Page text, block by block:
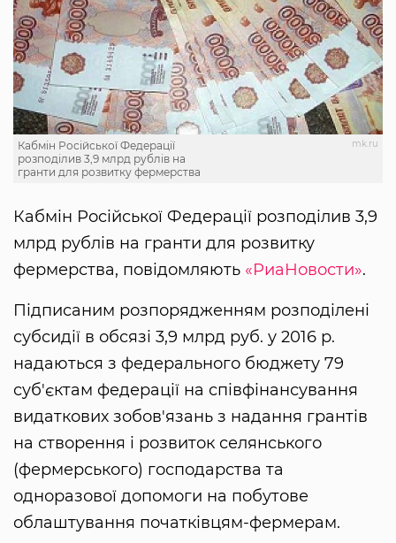
mk.ru
Кабмін Російської Федерації
розподілив 3,9 млрд рублів на
гранти для розвитку фермерства
Кабмін Російської Федерації розподілив 3,9
млрд рублів на гранти для розвитку
фермерства, повідомляють «РиаНовости».
Підписаним розпорядженням розподілені
субсидії в обсязі 3,9 млрд руб. у 2016 р.
надаються з федерального бюджету 79
суб'єктам федерації на співфінансування
видаткових зобов'язань з надання грантів
на створення і розвиток селянського
(фермерського) господарства та
одноразової допомоги на побутове
облаштування початківцям-фермерам.